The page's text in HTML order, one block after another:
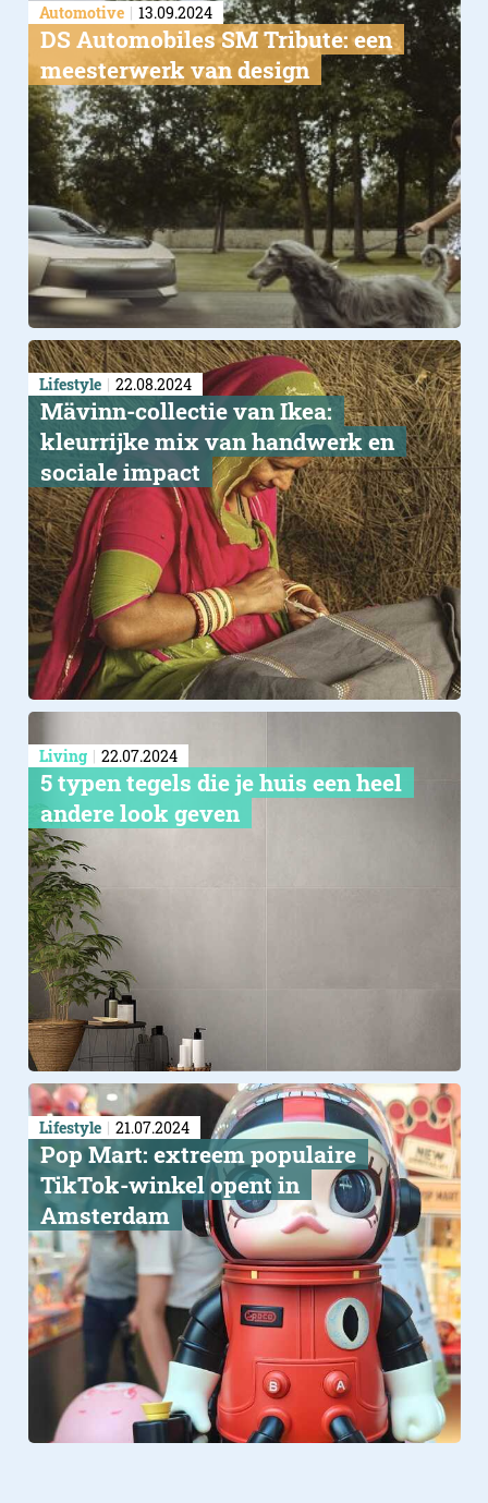
Foto’s Sonic Chair
Automotive 13.09.2024
DS Automobiles SM Tribute: een
meesterwerk van design
Lifestyle 22.08.2024
Mävinn-collectie van Ikea:
kleurrijke mix van handwerk en
sociale impact
Living 22.07.2024
5 typen tegels die je huis een heel
andere look geven
Lifestyle 21.07.2024
Pop Mart: extreem populaire
TikTok-winkel opent in
Amsterdam